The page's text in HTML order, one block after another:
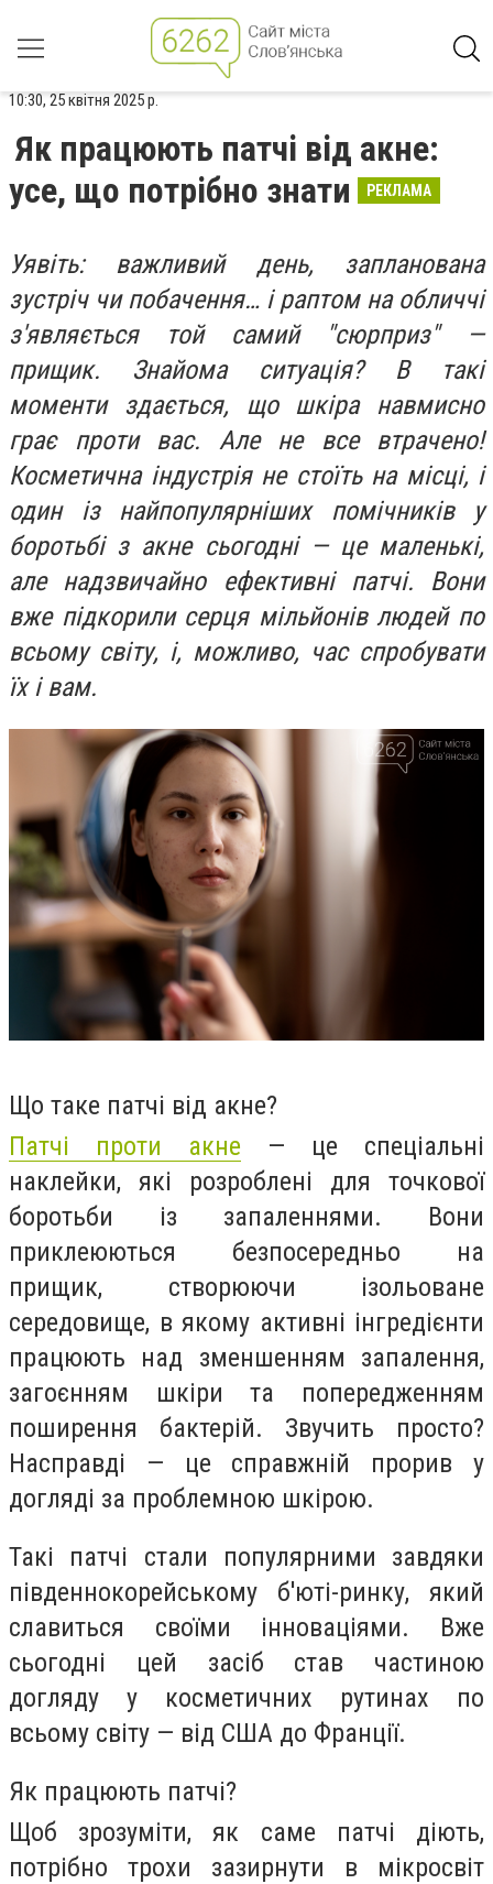
10:30, 25 квітня 2025 р.
Як працюють патчі від акне:
усе, що потрібно знати
РЕКЛАМА
Уявіть: важливий день, запланована
зустріч чи побачення… і раптом на обличчі
з'являється той самий "сюрприз" —
прищик. Знайома ситуація? В такі
моменти здається, що шкіра навмисно
грає проти вас. Але не все втрачено!
Косметична індустрія не стоїть на місці, і
один із найпопулярніших помічників у
боротьбі з акне сьогодні — це маленькі,
але надзвичайно ефективні патчі. Вони
вже підкорили серця мільйонів людей по
всьому світу, і, можливо, час спробувати
їх і вам.
Що таке патчі від акне?
Патчі проти акне — це спеціальні
наклейки, які розроблені для точкової
боротьби із запаленнями. Вони
приклеюються безпосередньо на
прищик, створюючи ізольоване
середовище, в якому активні інгредієнти
працюють над зменшенням запалення,
загоєнням шкіри та попередженням
поширення бактерій. Звучить просто?
Насправді — це справжній прорив у
догляді за проблемною шкірою.
Такі патчі стали популярними завдяки
південнокорейському б'юті-ринку, який
славиться своїми інноваціями. Вже
сьогодні цей засіб став частиною
догляду у косметичних рутинах по
всьому світу — від США до Франції.
Як працюють патчі?
Щоб зрозуміти, як саме патчі діють,
потрібно трохи зазирнути в мікросвіт